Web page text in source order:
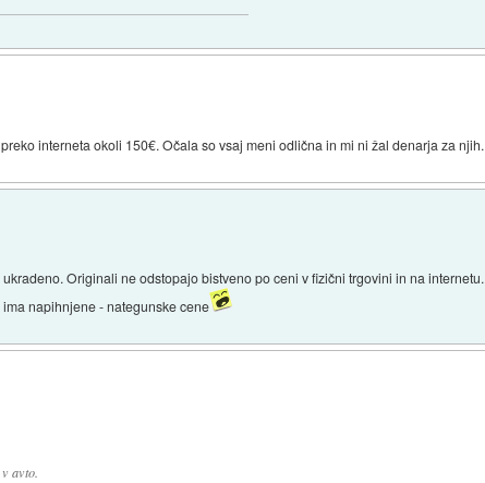
interneta okoli 150€. Očala so vsaj meni odlična in mi ni žal denarja za njih.
Originali ne odstopajo bistveno po ceni v fizični trgovini in na
napihnjene - nategunske cene
avto.